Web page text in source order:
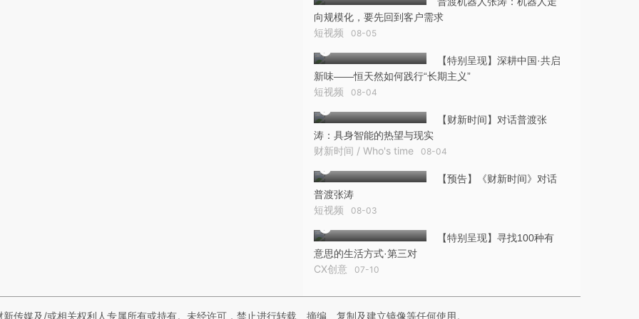
向规模化，要先回到客户需求
短视频 08-05
【特别呈现】深耕中国·共启
新味——恒天然如何践行“长期主义”
短视频 08-04
【财新时间】对话普渡张
涛：具身智能的热望与现实
财新时间 / Who's time 08-04
【预告】《财新时间》对话
普渡张涛
短视频 08-03
【特别呈现】寻找100种有
意思的生活方式·第三对
CX创意 07-10
传媒及/或相关权利人专属所有或持有。未经许可，禁止进行转载、摘编、复制及建立镜像等任何使用。